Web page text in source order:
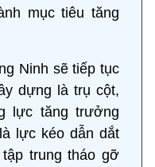
mục tiêu tăng
Ninh sẽ tiếp tục
dựng là trụ cột,
lực tăng trưởng
lực kéo dẫn dắt
trung tháo gỡ